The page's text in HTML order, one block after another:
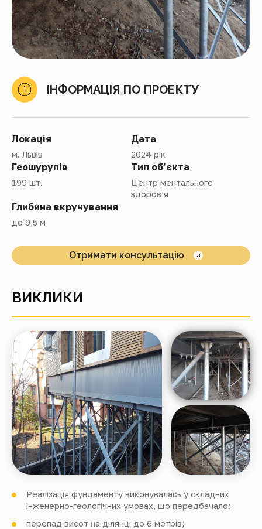
ІНФОРМАЦІЯ ПО ПРОЕКТУ
Локація
м. Львів
Дата
2024 рік
Геошурупів
199 шт.
Тип об’єкта
Центр ментального
здоров’я
Глибина вкручування
до 9,5 м
Отримати консультацію
ВИКЛИКИ
Реалізація фундаменту виконувалась у складних
інженерно-геологічних умовах, що передбачало:
перепад висот на ділянці до 6 метрів;